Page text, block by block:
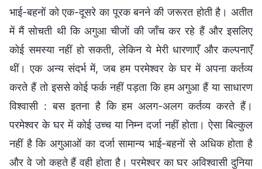
भाई-बहनों को एक-दूसरे का पूरक बनने की जरूरत होती है। अतीत
में मैं सोचती थी कि अगुआ चीजों की जाँच कर रहे हैं और इसलिए
कोई समस्या नहीं हो सकती, लेकिन ये मेरी धारणाएँ और कल्पनाएँ
थीं। एक अन्य संदर्भ में, जब हम परमेश्वर के घर में अपना कर्तव्य
करते हैं तो इससे कोई फर्क नहीं पड़ता कि हम अगुआ हैं या साधारण
विश्वासी : बस इतना है कि हम अलग-अलग कर्तव्य करते हैं।
परमेश्वर के घर में कोई उच्च या निम्न दर्जा नहीं होता। ऐसा बिल्कुल
नहीं है कि अगुआओं का दर्जा सामान्य भाई-बहनों से अधिक होता है
और वे जो कहते हैं वही होता है। परमेश्वर का घर अविश्वासी दुनिया